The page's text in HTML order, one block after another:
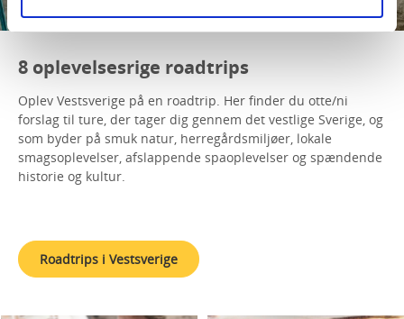
8 oplevelsesrige roadtrips
Oplev Vestsverige på en roadtrip. Her finder du otte/ni
forslag til ture, der tager dig gennem det vestlige Sverige, og
som byder på smuk natur, herregårdsmiljøer, lokale
smagsoplevelser, afslappende spaoplevelser og spændende
historie og kultur.
Roadtrips i Vestsverige